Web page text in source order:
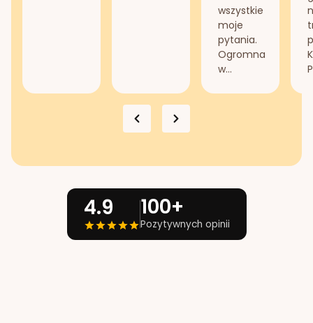
wszystkie
moje
pytania.
Ogromna
w...
4.9 100+
Pozytywnych opinii